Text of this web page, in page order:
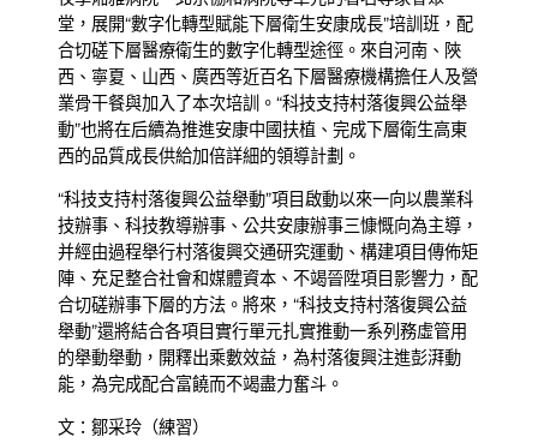
堂，展開“數字化轉型賦能下層衛生安康成長”培訓班，配
合切磋下層醫療衛生的數字化轉型途徑。來自河南、陜
西、寧夏、山西、廣西等近百名下層醫療機構擔任人及營
業骨干餐與加入了本次培訓。“科技支持村落復興公益舉
動”也將在后續為推進安康中國扶植、完成下層衛生高東
西的品質成長供給加倍詳細的領導計劃。
“科技支持村落復興公益舉動”項目啟動以來一向以農業科
技辦事、科技教導辦事、公共安康辦事三慷慨向為主導，
并經由過程舉行村落復興交通研究運動、構建項目傳佈矩
陣、充足整合社會和媒體資本、不竭晉陞項目影響力，配
合切磋辦事下層的方法。將來，“科技支持村落復興公益
舉動”還將結合各項目實行單元扎實推動一系列務虛管用
的舉動舉動，開釋出乘數效益，為村落復興注進彭湃動
能，為完成配合富饒而不竭盡力奮斗。
文：鄒采玲（練習）